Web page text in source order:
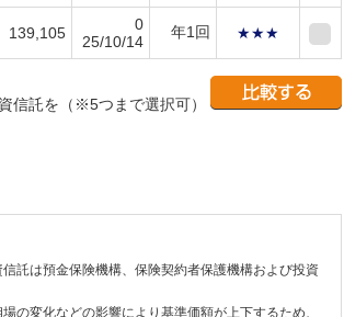
139,105
0
25/10/14
年1回 ★★★
信託を（※5つまで選択可）
託は預金保険機構、保険契約者保護機構および投資
の変化などの影響により基準価額が上下するため、